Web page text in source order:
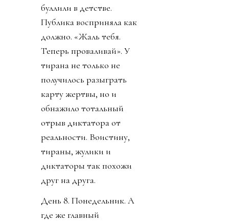
буллили в детстве.
Публика восприняла как
должно. «Жаль тебя.
Теперь проваливай». У
тирана не только не
получилось разыграть
карту жертвы, но и
обнажило тотальный
отрыв диктатора от
реальности. Воистину,
тираны, жулики и
диктаторы так похожи
друг на друга.
День 8. Понедельник. А
где же главный